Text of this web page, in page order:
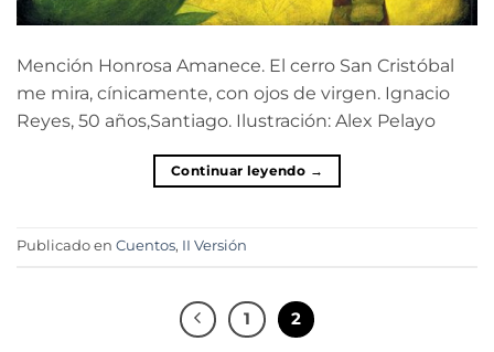
Mención Honrosa Amanece. El cerro San Cristóbal
me mira, cínicamente, con ojos de virgen. Ignacio
Reyes, 50 años,Santiago. Ilustración: Alex Pelayo
Continuar leyendo →
Publicado en Cuentos, II Versión
1 2